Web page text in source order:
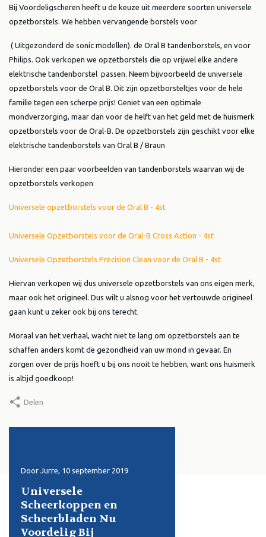
Bij Voordeligscheren heeft u de keuze uit meerdere soorten universele
opzetborstels. We hebben vervangende borstels voor
( Uitgezonderd de sonic modellen). de Oral B tandenborstels, en voor
Philips. Ook verkopen we opzetborstels die op vrijwel elke andere
elektrische tandenborstel passen. Neem bijvoorbeeld de universele
opzetborstels voor de Oral B. Dit zijn opzetborsteltjes voor de hele
familie tegen een scherpe prijs! Geniet van een optimale
mondverzorging, maar dan voor de helft van het geld met de huismerk
opzetborstels voor de Oral-B. De opzetborstels zijn geschikt voor elke
elektrische tandenborstels van Oral B / Braun
Hieronder een paar voorbeelden van tandenborstels waarvan wij de
opzetborstels verkopen
Universele opzetborstels voor de Oral B - 4st
Universele Opzetborstels voor de Oral-B Cross Action - 4st
Universele Opzetborstels Precision Clean voor de Oral B - 4st
Hiervan verkopen wij dus universele opzetborstels van ons eigen merk,
maar ook het origineel. Dus wilt u alsnog voor het vertouwde origineel
gaan kunt u zeker ook bij ons terecht.
Moraal van het verhaal, wacht niet te lang om opzetborstels aan te
schaffen anders komt de gezondheid van uw mond in gevaar. En
zorgen over de prijs hoeft u bij ons nooit te hebben, want ons huismerk
is altijd goedkoop!
Delen
Door Jurre, 10 september 2019
Universele
Scheerkoppen en
Scheerbladen Nu
Voordelig Bij